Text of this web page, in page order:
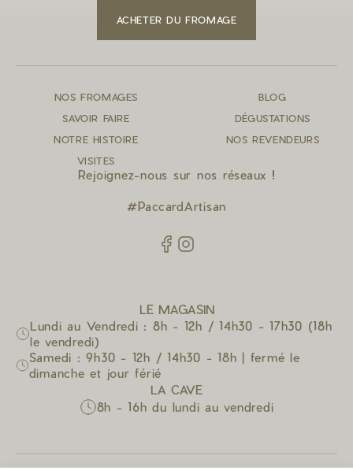
ACHETER DU FROMAGE
NOS FROMAGES
BLOG
SAVOIR FAIRE
DÉGUSTATIONS
NOTRE HISTOIRE
NOS REVENDEURS
VISITES
Rejoignez-nous sur nos réseaux !
#PaccardArtisan
LE MAGASIN
Lundi au Vendredi : 8h - 12h / 14h30 - 17h30 (18h
le vendredi)
Samedi : 9h30 - 12h / 14h30 - 18h | fermé le
dimanche et jour férié
LA CAVE
8h - 16h du lundi au vendredi